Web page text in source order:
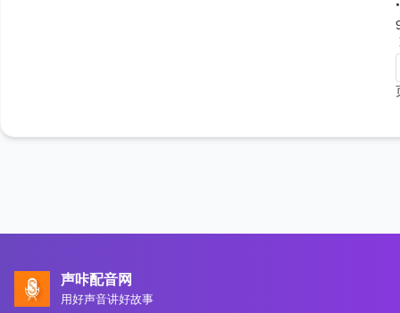
声咔配音网
用好声音讲好故事